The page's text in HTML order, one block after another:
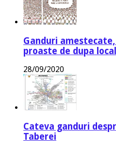
Ganduri
proaste de dupa
28/09/2020
Cateva ganduri
Taberei